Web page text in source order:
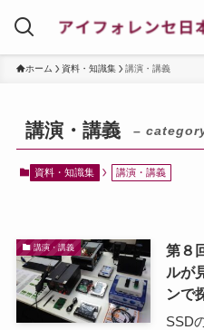
ホーム 資料・知識集 講演・講義
講演・講義 –
資料・知識集 講演・講義
講演・講義
第８
ルが
ンで
SSD